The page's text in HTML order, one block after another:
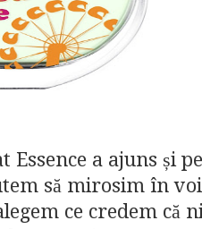
a ajuns și
să mirosim în
ce credem că